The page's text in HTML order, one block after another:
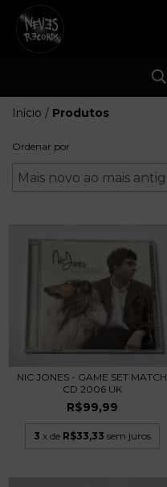
Início / Produtos
Ordenar por
NIC JONES - GAME SET MATCH
CD 2006 UK
R$99,99
3 x de R$33,33 sem juros